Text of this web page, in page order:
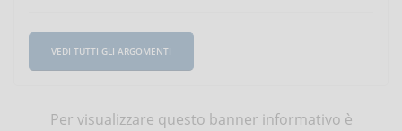
VEDI TUTTI GLI ARGOMENTI
Per visualizzare questo banner informativo è